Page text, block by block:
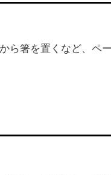
ら箸を置くなど、ペ